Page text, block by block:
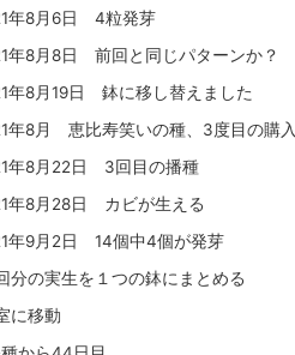
年8月6日 4粒発芽
年8月8日 前回と同じパターンか？
年8月19日 鉢に移し替えました
年8月 恵比寿笑いの種、3度目の購入
年8月22日 3回目の播種
年8月28日 カビが生える
年9月2日 14個中4個が発芽
の実生を１つの鉢にまとめる
に移動